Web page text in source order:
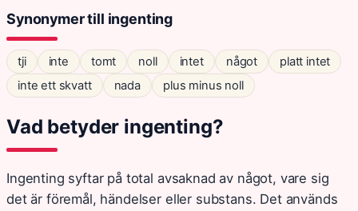
Synonymer till ingenting
tji inte tomt noll intet något
platt intet
inte ett skvatt
nada plus minus noll
Vad betyder ingenting?
Ingenting syftar på total avsaknad av något, vare sig
det är föremål, händelser eller substans. Det används